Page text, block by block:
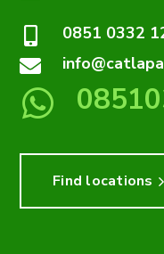
0851 0332
Find locations